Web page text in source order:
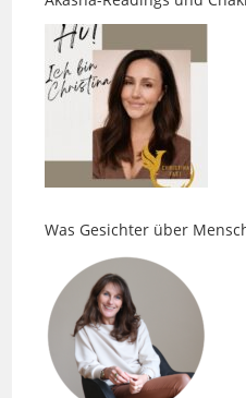
Was Gesichter über